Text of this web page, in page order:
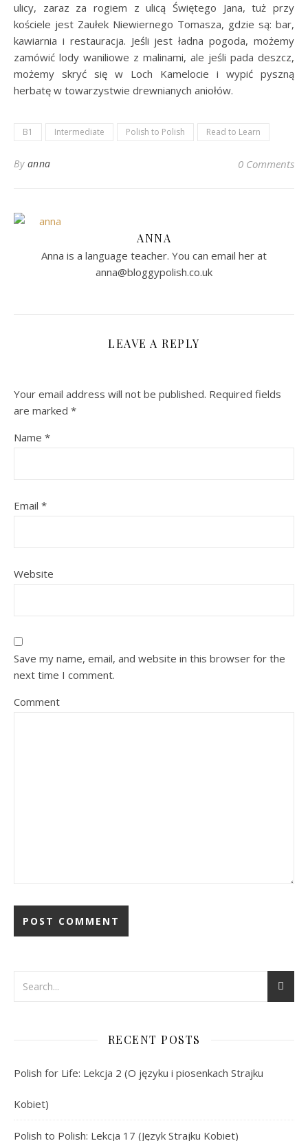
ulicy, zaraz za rogiem z ulicą Świętego Jana, tuż przy
kościele jest Zaułek Niewiernego Tomasza, gdzie są: bar,
kawiarnia i restauracja. Jeśli jest ładna pogoda, możemy
zamówić lody waniliowe z malinami, ale jeśli pada deszcz,
możemy skryć się w Loch Kamelocie i wypić pyszną
herbatę w towarzystwie drewnianych aniołów.
B1 Intermediate Polish to Polish Read to Learn
By anna 0 Comments
ANNA
Anna is a language teacher. You can email her at
anna@bloggypolish.co.uk
LEAVE A REPLY
Your email address will not be published. Required fields
are marked *
Name *
Email *
Website
Save my name, email, and website in this browser for the
next time I comment.
Comment
RECENT POSTS
Polish for Life: Lekcja 2 (O języku i piosenkach Strajku
Kobiet)
Polish to Polish: Lekcja 17 (Język Strajku Kobiet)